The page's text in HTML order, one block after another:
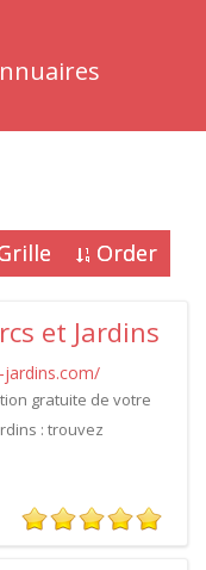
Order
et Jardins
gratuite de votre
: trouvez